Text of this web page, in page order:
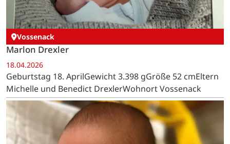
Vossenack
Marlon Drexler
18.04.2026
Geburtstag 18. AprilGewicht 3.398 gGröße 52 cmEltern
Michelle und Benedict DrexlerWohnort Vossenack